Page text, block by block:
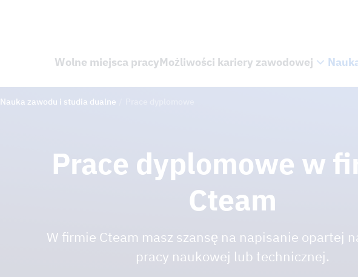
Wolne miejsca pracyMożliwości kariery zawodowej
Nauka zawodu i studia dualne
Prace dyplomowe w
Cteam
W firmie Cteam masz szansę na napisanie opartej
pracy naukowej lub technicznej.